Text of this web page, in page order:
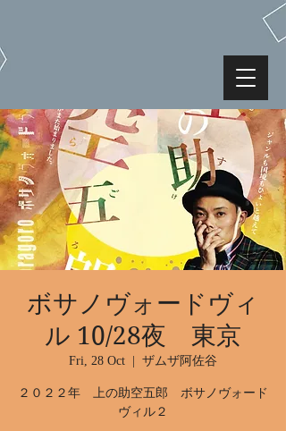
ボサノヴォードヴィ
ル 10/28夜 東京
Fri, 28 Oct ザムザ阿佐谷
２０２２年 上の助空五郎 ボサノヴォード
ヴィル２